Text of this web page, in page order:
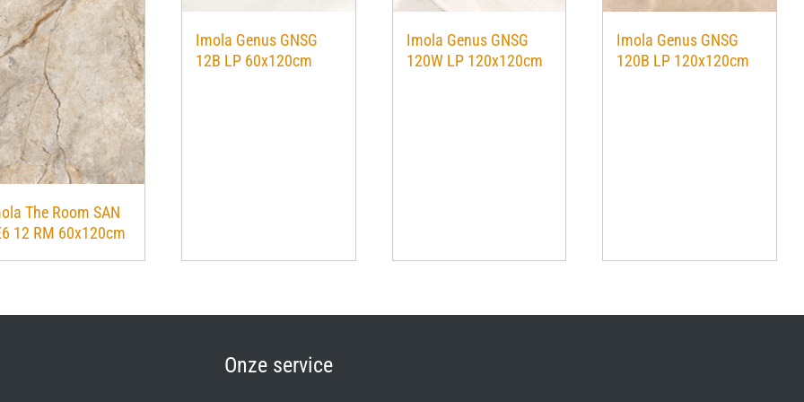
The Room SAN
12 RM 60x120cm
Imola Genus GNSG
12B LP 60x120cm
Imola Genus GNSG
120W LP 120x120cm
Imola Genus GNSG
120B LP 120x120cm
Onze service